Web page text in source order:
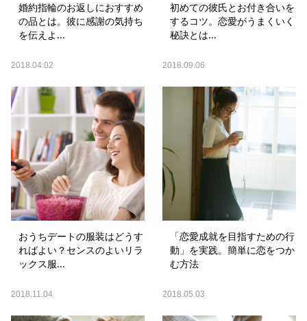
婚約指輪のお返しにおすすめ
の品とは。彼に感謝の気持ち
を伝えよ...
2018.04.02
初めての彼氏とお付き合いを
するコツ。恋愛がうまくいく
秘訣とは...
2018.09.06
おうちデートの服装はどうす
ればよい？センスのよいリラ
ックス服...
2018.11.04
「恋愛成就を目指すための行
動」を実践。簡単に恋をつか
む方法
2018.05.03